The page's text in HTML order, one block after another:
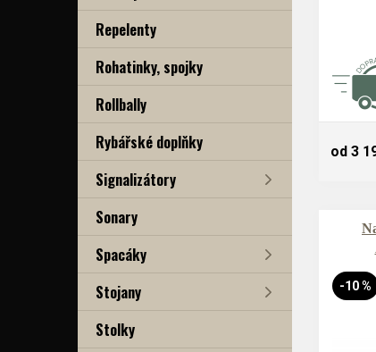
Repelenty
Rohatinky, spojky
Rollbally
Rybářské doplňky
Signalizátory
Sonary
Spacáky
Stojany
Stolky
od 3
-10 %